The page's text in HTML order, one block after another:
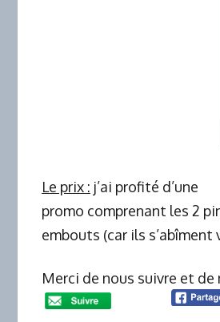
Le prix : j’ai profité d’une
promo comprenant les 2
embouts (car ils s’abîment
Merci de nous suivre et de